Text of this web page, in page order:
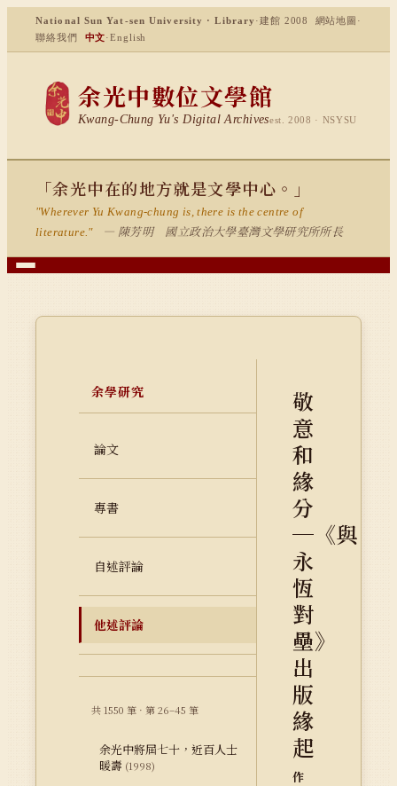
National Sun Yat-sen University · Library ·建館 2008 網站地圖 ·
聯絡我們
中文·English
余光中數位文學館
Kwang-Chung Yu's Digital Archivesest. 2008 · NSYSU
「余光中在的地方就是文學中心。」
"Wherever Yu Kwang-chung is, there is the centre of
literature."
— 陳芳明 國立政治大學臺灣文學研究所所長
余學研究
論文
專書
自述評論
他述評論
共 1550 筆 · 第 26–45 筆
余光中將屆七十，近百人士
暖壽 (1998)
敬
意
和
緣
分
─《與
永
恆
對
壘》
出
版
緣
起
作